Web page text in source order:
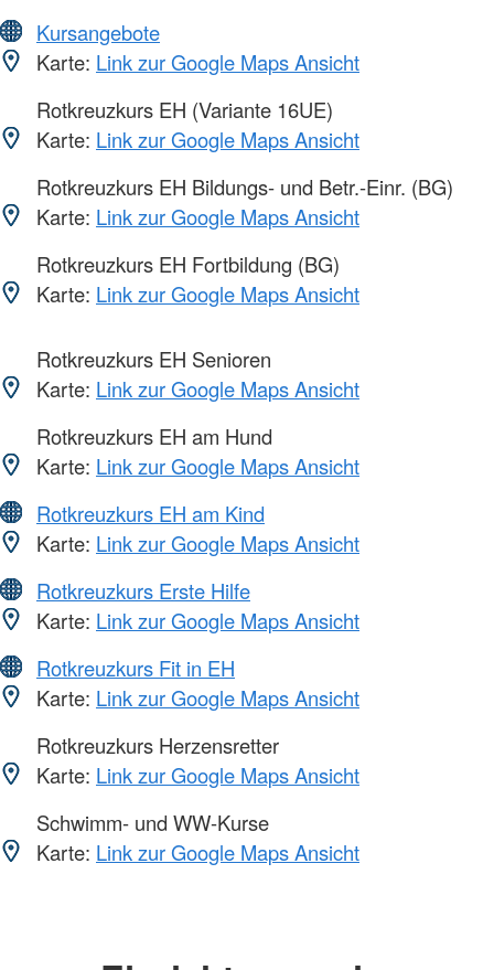
Kursangebote
Karte: Link zur Google Maps Ansicht
Rotkreuzkurs EH (Variante 16UE)
Karte: Link zur Google Maps Ansicht
Rotkreuzkurs EH Bildungs- und Betr.-Einr. (BG)
Karte: Link zur Google Maps Ansicht
Rotkreuzkurs EH Fortbildung (BG)
Karte: Link zur Google Maps Ansicht
Rotkreuzkurs EH Senioren
Karte: Link zur Google Maps Ansicht
Rotkreuzkurs EH am Hund
Karte: Link zur Google Maps Ansicht
Rotkreuzkurs EH am Kind
Karte: Link zur Google Maps Ansicht
Rotkreuzkurs Erste Hilfe
Karte: Link zur Google Maps Ansicht
Rotkreuzkurs Fit in EH
Karte: Link zur Google Maps Ansicht
Rotkreuzkurs Herzensretter
Karte: Link zur Google Maps Ansicht
Schwimm- und WW-Kurse
Karte: Link zur Google Maps Ansicht